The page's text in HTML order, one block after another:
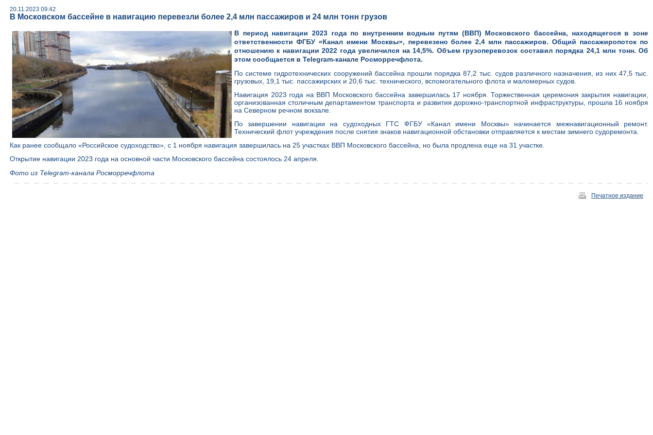
20.11.2023 09:42
В Московском бассейне в навигацию перевезли более 2,4 млн пассажиров и 24 млн тонн грузов
В период навигации 2023 года по внутренним водным путям (ВВП) Московского бассейна, находящегося в зоне
ответственности ФГБУ «Канал имени Москвы», перевезено более 2,4 млн пассажиров. Общий пассажиропоток по
отношению к навигации 2022 года увеличился на 14,5%. Объем грузоперевозок составил порядка 24,1 млн тонн. Об
этом сообщается в Telegram-канале Росморречфлота.
По системе гидротехнических сооружений бассейна прошли порядка 87,2 тыс. судов различного назначения, из них 47,5 тыс.
грузовых, 19,1 тыс. пассажирских и 20,6 тыс. технического, вспомогательного флота и маломерных судов.
Навигация 2023 года на ВВП Московского бассейна завершилась 17 ноября. Торжественная церемония закрытия навигации,
организованная столичным департаментом транспорта и развития дорожно-транспортной инфраструктуры, прошла 16 ноября
на Северном речном вокзале.
По завершении навигации на судоходных ГТС ФГБУ «Канал имени Москвы» начинается межнавигационный ремонт.
Технический флот учреждения после снятия знаков навигационной обстановки отправляется к местам зимнего судоремонта.
Как ранее сообщало «Российское судоходство», с 1 ноября навигация завершилась на 25 участках ВВП Московского бассейна, но была продлена еще на 31 участке.
Открытие навигации 2023 года на основной части Московского бассейна состоялось 24 апреля.
Фото из Telegram-канала Росморречфлота
Печатное издание